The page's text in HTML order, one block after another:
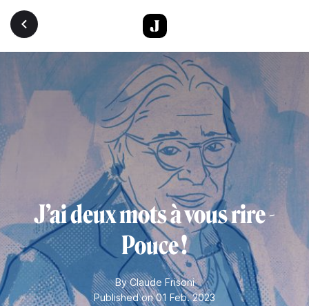
Skip to main content
J’ai deux mots à vous rire -
Pouce !
ByClaude Frisoni
Published on 01 Feb. 2023